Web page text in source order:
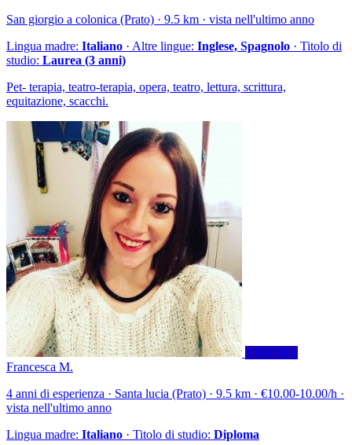
San giorgio a colonica (Prato) · 9.5 km · vista nell'ultimo anno
Lingua madre: Italiano · Altre lingue: Inglese, Spagnolo · Titolo di
studio: Laurea (3 anni)
Pet- terapia, teatro-terapia, opera, teatro, lettura, scrittura,
equitazione, scacchi.
VISIONA
Francesca M.
4 anni di esperienza · Santa lucia (Prato) · 9.5 km · €10.00-10.00/h ·
vista nell'ultimo anno
Lingua madre: Italiano · Titolo di studio: Diploma